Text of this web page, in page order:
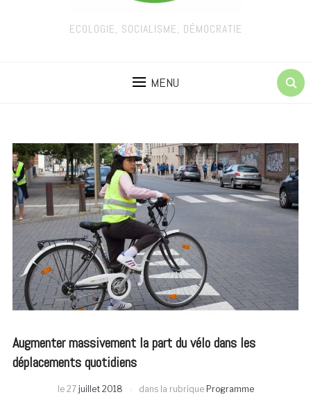
ECOLOGIE, SOCIALISME, DÉMOCRATIE
MENU
Augmenter massivement la part du vélo dans les
déplacements quotidiens
le 27 juillet 2018 dans la rubrique Programme